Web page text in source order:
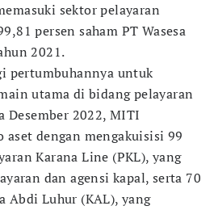
sektor pelayaran
persen saham PT Wasesa
2021.
pertumbuhannya untuk
utama di bidang pelayaran
2022, MITI
dengan mengakuisisi 99
Karana Line (PKL), yang
dan agensi kapal, serta 70
Abdi Luhur (KAL), yang